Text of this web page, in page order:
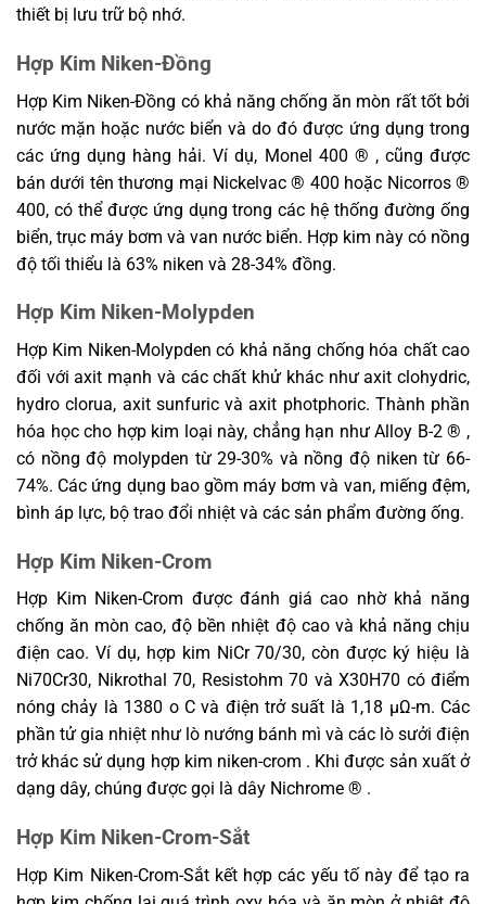
thiết bị lưu trữ bộ nhớ.
Hợp Kim Niken-Đồng
Hợp Kim Niken-Đồng có khả năng chống ăn mòn rất tốt bởi
nước mặn hoặc nước biển và do đó được ứng dụng trong
các ứng dụng hàng hải. Ví dụ, Monel 400 ® , cũng được
bán dưới tên thương mại Nickelvac ® 400 hoặc Nicorros ®
400, có thể được ứng dụng trong các hệ thống đường ống
biển, trục máy bơm và van nước biển. Hợp kim này có nồng
độ tối thiểu là 63% niken và 28-34% đồng.
Hợp Kim Niken-Molypden
Hợp Kim Niken-Molypden có khả năng chống hóa chất cao
đối với axit mạnh và các chất khử khác như axit clohydric,
hydro clorua, axit sunfuric và axit photphoric. Thành phần
hóa học cho hợp kim loại này, chẳng hạn như Alloy B-2 ® ,
có nồng độ molypden từ 29-30% và nồng độ niken từ 66-
74%. Các ứng dụng bao gồm máy bơm và van, miếng đệm,
bình áp lực, bộ trao đổi nhiệt và các sản phẩm đường ống.
Hợp Kim Niken-Crom
Hợp Kim Niken-Crom được đánh giá cao nhờ khả năng
chống ăn mòn cao, độ bền nhiệt độ cao và khả năng chịu
điện cao. Ví dụ, hợp kim NiCr 70/30, còn được ký hiệu là
Ni70Cr30, Nikrothal 70, Resistohm 70 và X30H70 có điểm
nóng chảy là 1380 o C và điện trở suất là 1,18 μΩ-m. Các
phần tử gia nhiệt như lò nướng bánh mì và các lò sưởi điện
trở khác sử dụng hợp kim niken-crom . Khi được sản xuất ở
dạng dây, chúng được gọi là dây Nichrome ® .
Hợp Kim Niken-Crom-Sắt
Hợp Kim Niken-Crom-Sắt kết hợp các yếu tố này để tạo ra